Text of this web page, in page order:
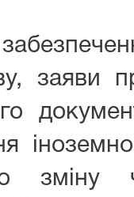
заяви
зміну